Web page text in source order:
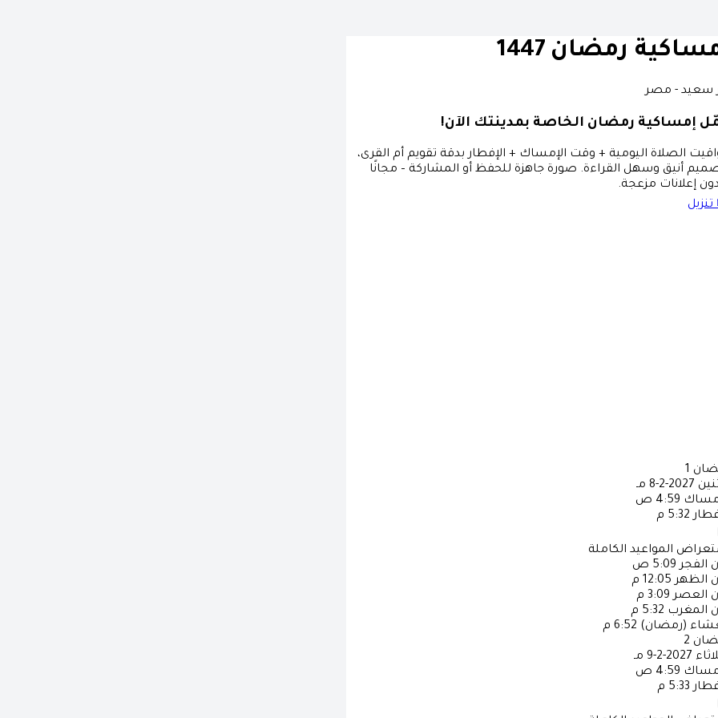
رمضان 1447
سعيد - مصر
إمساكية رمضان الخاصة بمدينتك الآن!
الصلاة اليومية + وقت الإمساك + الإفطار بدقة تقويم أم القرى،
أنيق وسهل القراءة. صورة جاهزة للحفظ أو المشاركة – مجانًا
إعلانات مزعجة.
1
2027-2-8 مـ
4:59 ص
5:32 م
المواعيد الكاملة
الفجر 5:09 ص
الظهر 12:05 م
العصر 3:09 م
المغرب 5:32 م
(رمضان) 6:52 م
2
2027-2-9 مـ
4:59 ص
5:33 م